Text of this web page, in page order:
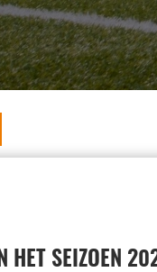
HET SEIZOEN